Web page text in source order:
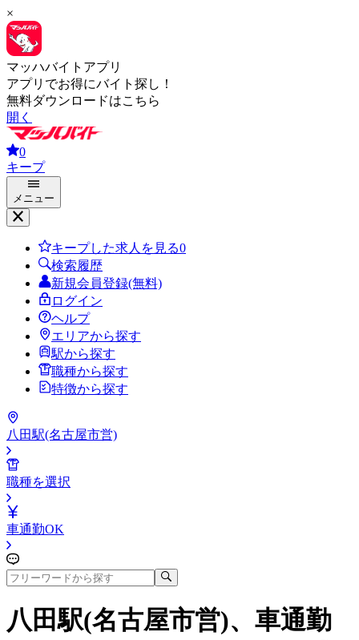
×
マッハバイトアプリ
アプリでお得にバイト探し！
無料ダウンロードはこちら
開く
0
キープ
メニュー
キープした求人を見る0
検索履歴
新規会員登録(無料)
ログイン
ヘルプ
エリアから探す
駅から探す
職種から探す
特徴から探す
八田駅(名古屋市営)
職種を選択
車通勤OK
八田駅(名古屋市営)、車通勤